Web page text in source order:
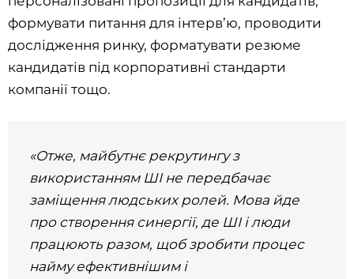
формувати питання для інтерв’ю, проводити
дослідження ринку, форматувати резюме
кандидатів під корпоративні стандарти
компанії тощо.
«Отже, майбутнє рекрутингу з
використанням ШІ не передбачає
заміщення людських ролей. Мова йде
про створення синергії, де ШІ і люди
працюють разом, щоб зробити процес
найму ефективнішим і